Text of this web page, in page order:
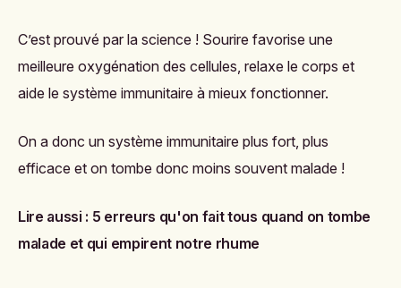
C’est prouvé par la science ! Sourire favorise une
meilleure oxygénation des cellules, relaxe le corps et
aide le système immunitaire à mieux fonctionner.
On a donc un système immunitaire plus fort, plus
efficace et on tombe donc moins souvent malade !
Lire aussi : 5 erreurs qu'on fait tous quand on tombe
malade et qui empirent notre rhume